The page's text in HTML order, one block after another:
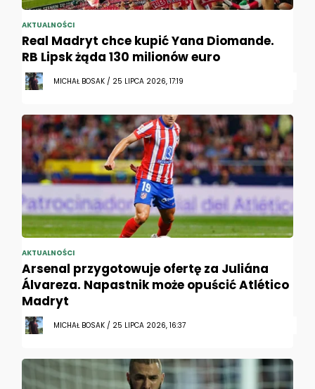
AKTUALNOŚCI
Real Madryt chce kupić Yana Diomande.
RB Lipsk żąda 130 milionów euro
MICHAŁ BOSAK / 25 LIPCA 2026, 17:19
AKTUALNOŚCI
Arsenal przygotowuje ofertę za Juliána
Álvareza. Napastnik może opuścić Atlético
Madryt
MICHAŁ BOSAK / 25 LIPCA 2026, 16:37